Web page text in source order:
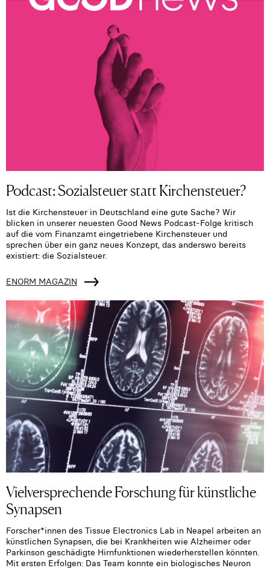
Podcast: Sozialsteuer statt Kirchensteuer?
Ist die Kirchensteuer in Deutschland eine gute Sache? Wir
blicken in unserer neuesten Good News Podcast-Folge kritisch
auf die vom Finanzamt eingetriebene Kirchensteuer und
sprechen über ein ganz neues Konzept, das anderswo bereits
existiert: die Sozialsteuer.
ENORM MAGAZIN
Vielversprechende Forschung für künstliche
Synapsen
Forscher*innen des Tissue Electronics Lab in Neapel arbeiten an
künstlichen Synapsen, die bei Krankheiten wie Alzheimer oder
Parkinson geschädigte Hirnfunktionen wiederherstellen könnten.
Mit ersten Erfolgen: Das Team konnte ein biologisches Neuron